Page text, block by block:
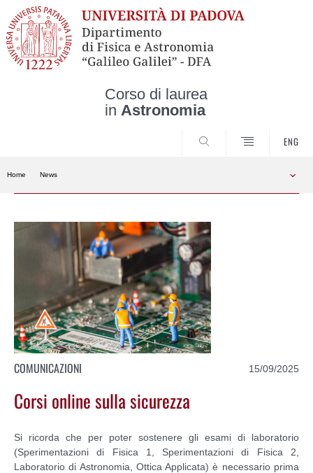
Corso di laurea
in Astronomia
ENG
Home News
COMUNICAZIONI 15/09/2025
Corsi online sulla sicurezza
Si ricorda che per poter sostenere gli esami di laboratorio
(Sperimentazioni di Fisica 1, Sperimentazioni di Fisica 2,
Laboratorio di Astronomia, Ottica Applicata) è necessario prima